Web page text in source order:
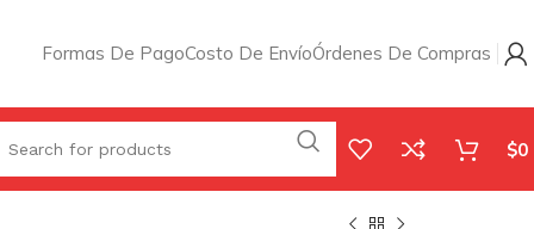
Formas De PagoCosto De EnvíoÓrdenes De Compras
$0